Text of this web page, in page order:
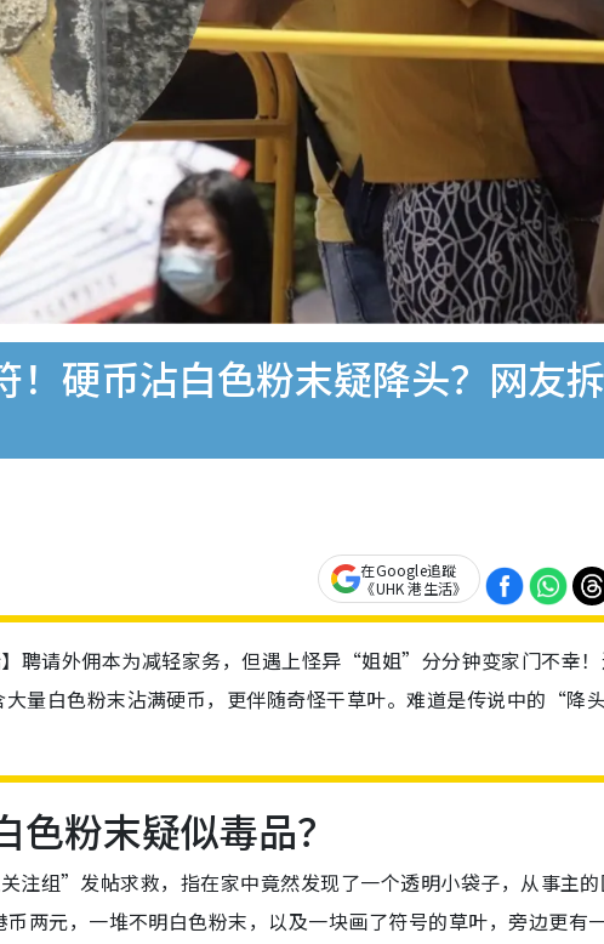
！硬币沾白色粉末疑降头？网
在Google追蹤
《UHK 港生活》
聘请外佣本为减轻家务，但遇上怪异“姐姐”分分钟变家门不幸
大量白色粉末沾满硬币，更伴随奇怪干草叶。难道是传说中的“降
粉末疑似毒品？
注组”发帖求救，指在家中竟然发现了一个透明小袋子，从事主
两元，一堆不明白色粉末，以及一块画了符号的草叶，旁边更有